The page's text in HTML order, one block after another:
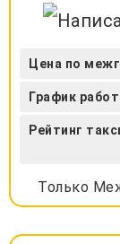
Цена по
График
Рейтинг
Только